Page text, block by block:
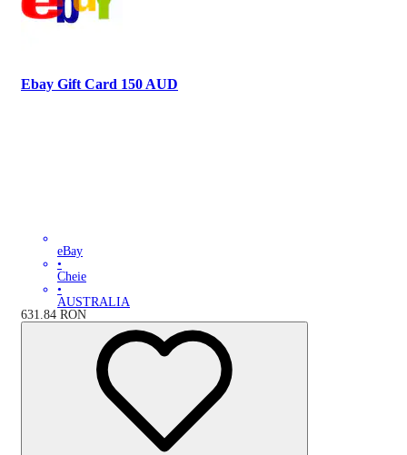
Ebay Gift Card 150 AUD
eBay
•
Cheie
•
AUSTRALIA
631.84 RON